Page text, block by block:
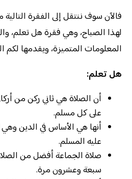
فالآن سوف ننتقل إلى الفقرة
لهذا الصباح، وهي فقرة هل تعلم،
المعلومات المتميزة، ويقدمها لكم
هل تعلم:
أن الصلاة هي ثاني ركن من
على كل مسلم.
أنها هي الأساس في الدين
عليه المسلم.
صلاة الجماعة أفضل من
سبعة وعشرون مرة.